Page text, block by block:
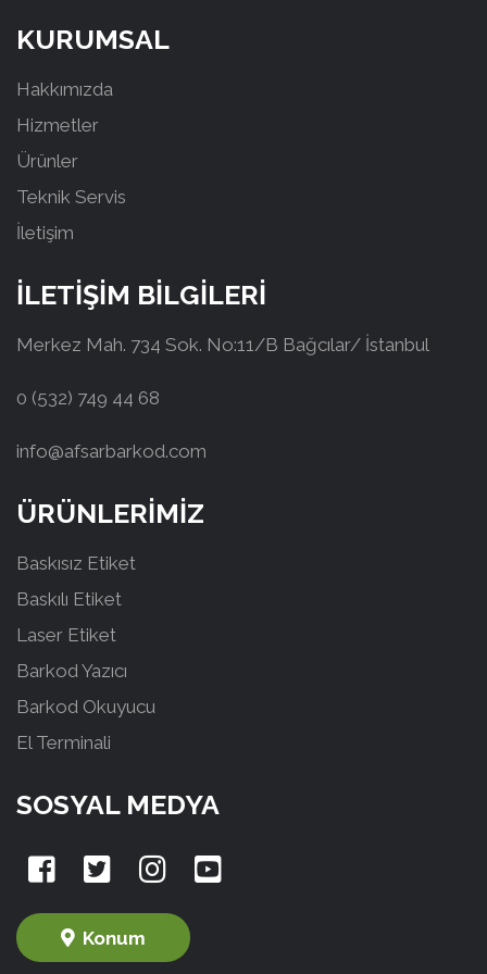
KURUMSAL
Hakkımızda
Hizmetler
Ürünler
Teknik Servis
İletişim
İLETİŞİM BİLGİLERİ
Merkez Mah. 734 Sok. No:11/B Bağcılar/ İstanbul
0 (532) 749 44 68
info@afsarbarkod.com
ÜRÜNLERİMİZ
Baskısız Etiket
Baskılı Etiket
Laser Etiket
Barkod Yazıcı
Barkod Okuyucu
El Terminali
SOSYAL MEDYA
Konum